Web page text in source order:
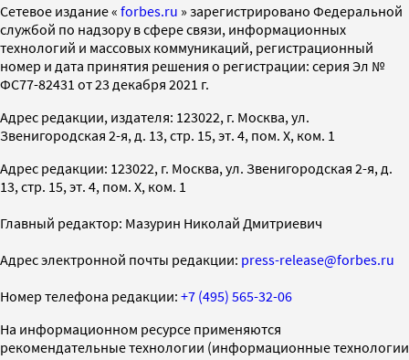
Cетевое издание « forbes.ru » зарегистрировано Федеральной
службой по надзору в сфере связи, информационных
технологий и массовых коммуникаций, регистрационный
номер и дата принятия решения о регистрации: серия Эл №
ФС77-82431 от 23 декабря 2021 г.
Адрес редакции, издателя: 123022, г. Москва, ул.
Звенигородская 2-я, д. 13, стр. 15, эт. 4, пом. X, ком. 1
Адрес редакции: 123022, г. Москва, ул. Звенигородская 2-я, д.
13, стр. 15, эт. 4, пом. X, ком. 1
Главный редактор: Мазурин Николай Дмитриевич
Адрес электронной почты редакции: press-release@forbes.ru
Номер телефона редакции: +7 (495) 565-32-06
На информационном ресурсе применяются
рекомендательные технологии (информационные технологии